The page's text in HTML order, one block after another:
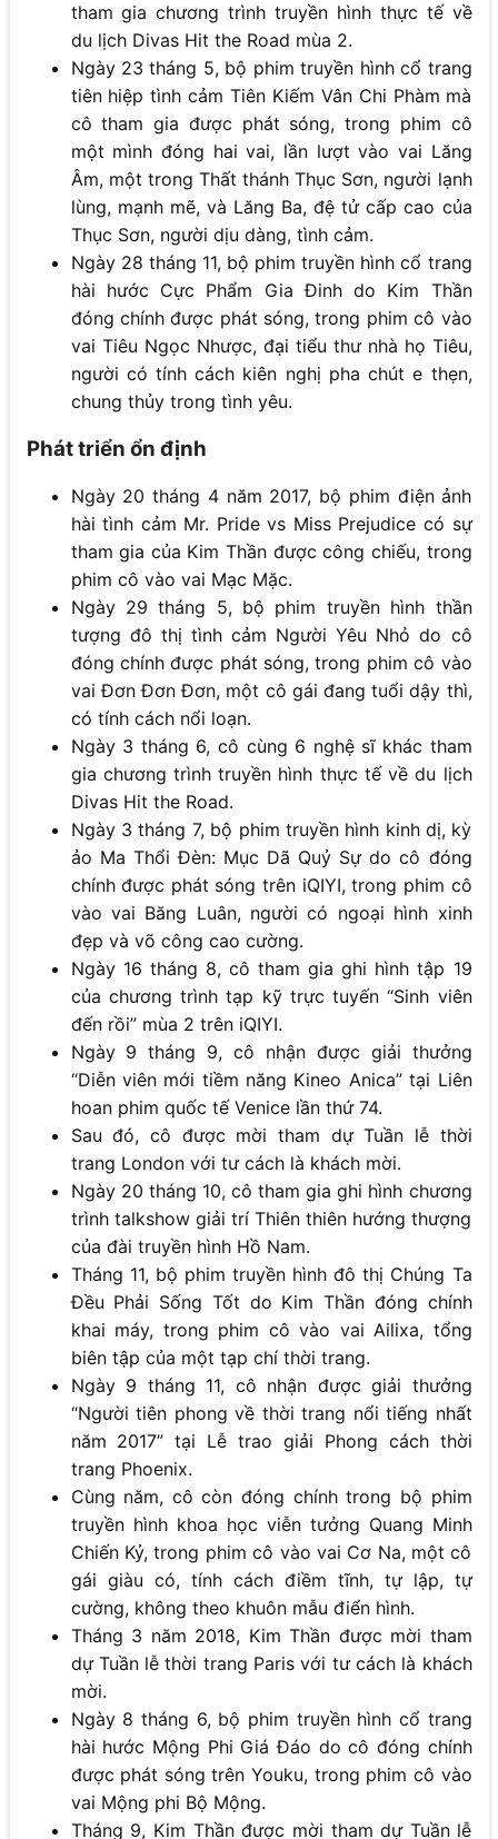
tham gia chương trình truyền hình thực tế về
du lịch Divas Hit the Road mùa 2.
Ngày 23 tháng 5, bộ phim truyền hình cổ trang
tiên hiệp tình cảm Tiên Kiếm Vân Chi Phàm mà
cô tham gia được phát sóng, trong phim cô
một mình đóng hai vai, lần lượt vào vai Lăng
Âm, một trong Thất thánh Thục Sơn, người lạnh
lùng, mạnh mẽ, và Lăng Ba, đệ tử cấp cao của
Thục Sơn, người dịu dàng, tình cảm.
Ngày 28 tháng 11, bộ phim truyền hình cổ trang
hài hước Cực Phẩm Gia Đinh do Kim Thần
đóng chính được phát sóng, trong phim cô vào
vai Tiêu Ngọc Nhược, đại tiểu thư nhà họ Tiêu,
người có tính cách kiên nghị pha chút e thẹn,
chung thủy trong tình yêu.
Phát triển ổn định
Ngày 20 tháng 4 năm 2017, bộ phim điện ảnh
hài tình cảm Mr. Pride vs Miss Prejudice có sự
tham gia của Kim Thần được công chiếu, trong
phim cô vào vai Mạc Mặc.
Ngày 29 tháng 5, bộ phim truyền hình thần
tượng đô thị tình cảm Người Yêu Nhỏ do cô
đóng chính được phát sóng, trong phim cô vào
vai Đơn Đơn Đơn, một cô gái đang tuổi dậy thì,
có tính cách nổi loạn.
Ngày 3 tháng 6, cô cùng 6 nghệ sĩ khác tham
gia chương trình truyền hình thực tế về du lịch
Divas Hit the Road.
Ngày 3 tháng 7, bộ phim truyền hình kinh dị, kỳ
ảo Ma Thổi Đèn: Mục Dã Quỷ Sự do cô đóng
chính được phát sóng trên iQIYI, trong phim cô
vào vai Băng Luân, người có ngoại hình xinh
đẹp và võ công cao cường.
Ngày 16 tháng 8, cô tham gia ghi hình tập 19
của chương trình tạp kỹ trực tuyến “Sinh viên
đến rồi” mùa 2 trên iQIYI.
Ngày 9 tháng 9, cô nhận được giải thưởng
“Diễn viên mới tiềm năng Kineo Anica” tại Liên
hoan phim quốc tế Venice lần thứ 74.
Sau đó, cô được mời tham dự Tuần lễ thời
trang London với tư cách là khách mời.
Ngày 20 tháng 10, cô tham gia ghi hình chương
trình talkshow giải trí Thiên thiên hướng thượng
của đài truyền hình Hồ Nam.
Tháng 11, bộ phim truyền hình đô thị Chúng Ta
Đều Phải Sống Tốt do Kim Thần đóng chính
khai máy, trong phim cô vào vai Ailixa, tổng
biên tập của một tạp chí thời trang.
Ngày 9 tháng 11, cô nhận được giải thưởng
“Người tiên phong về thời trang nổi tiếng nhất
năm 2017” tại Lễ trao giải Phong cách thời
trang Phoenix.
Cùng năm, cô còn đóng chính trong bộ phim
truyền hình khoa học viễn tưởng Quang Minh
Chiến Kỷ, trong phim cô vào vai Cơ Na, một cô
gái giàu có, tính cách điềm tĩnh, tự lập, tự
cường, không theo khuôn mẫu điển hình.
Tháng 3 năm 2018, Kim Thần được mời tham
dự Tuần lễ thời trang Paris với tư cách là khách
mời.
Ngày 8 tháng 6, bộ phim truyền hình cổ trang
hài hước Mộng Phi Giá Đáo do cô đóng chính
được phát sóng trên Youku, trong phim cô vào
vai Mộng phi Bộ Mộng.
Tháng 9, Kim Thần được mời tham dự Tuần lễ